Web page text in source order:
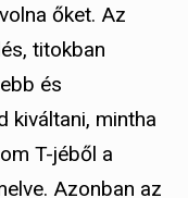
őket. Az
titokban
és
kiváltani, mintha
T-jéből a
Azonban az